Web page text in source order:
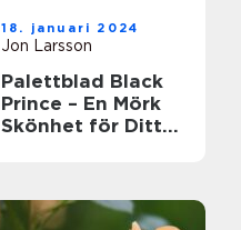
18. januari 2024
Jon Larsson
Palettblad Black
Prince – En Mörk
Skönhet för Ditt